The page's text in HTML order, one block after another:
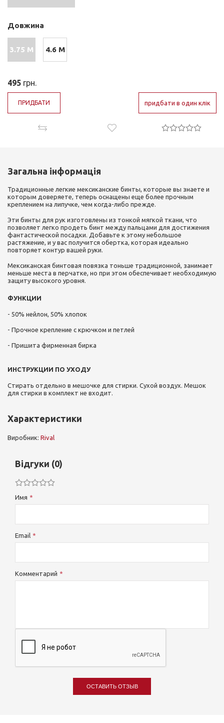
Довжина
3.75 М 4.6 М
495 грн.
ПРИДБАТИ придбати в один клік
Загальна інформація
Традиционные легкие мексиканские бинты, которые вы знаете и
которым доверяете, теперь оснащены еще более прочным
креплением на липучке, чем когда-либо прежде.
Эти бинты для рук изготовлены из тонкой мягкой ткани, что
позволяет легко продеть бинт между пальцами для достижения
фантастической посадки. Добавьте к этому небольшое
растяжение, и у вас получится обертка, которая идеально
повторяет контур вашей руки.
Мексиканская бинтовая повязка тоньше традиционной, занимает
меньше места в перчатке, но при этом обеспечивает необходимую
защиту высокого уровня.
ФУНКЦИИ
- 50% нейлон, 50% хлопок
- Прочное крепление с крючком и петлей
- Пришита фирменная бирка
ИНСТРУКЦИИ ПО УХОДУ
Стирать отдельно в мешочке для стирки. Сухой воздух. Мешок
для стирки в комплект не входит.
Характеристики
Виробник: Rival
Відгуки (0)
Имя
Email
Комментарий
ОСТАВИТЬ ОТЗЫВ